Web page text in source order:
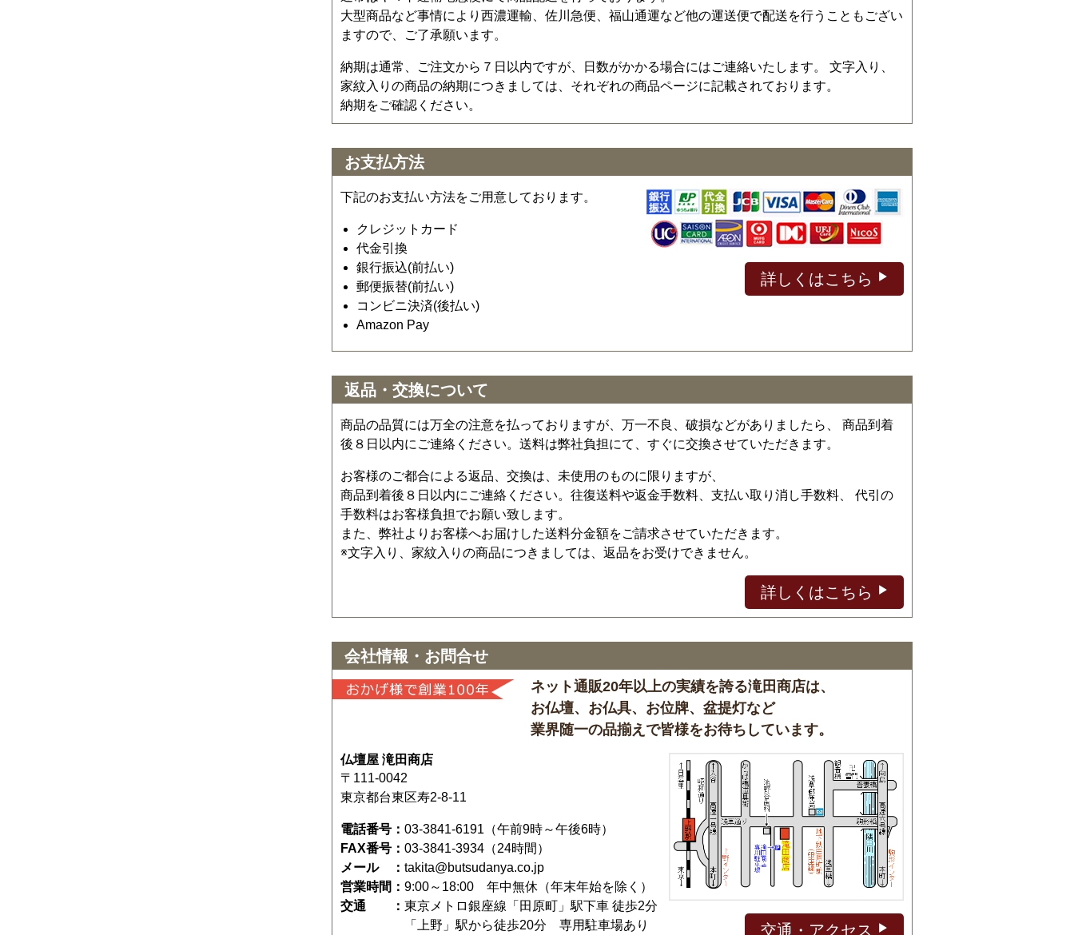
大型商品など事情により西濃運輸、佐川急便、福山通運など他の運送便で配送を行うこともござい
ますので、ご了承願います。
納期は通常、ご注文から７日以内ですが、日数がかかる場合にはご連絡いたします。 文字入り、
家紋入りの商品の納期につきましては、それぞれの商品ページに記載されております。
納期をご確認ください。
お支払方法
下記のお支払い方法をご用意しております。
クレジットカード
代金引換
銀行振込(前払い)
郵便振替(前払い)
コンビニ決済(後払い)
Amazon Pay
詳しくはこちら
返品・交換について
商品の品質には万全の注意を払っておりますが、万一不良、破損などがありましたら、 商品到着
後８日以内にご連絡ください。送料は弊社負担にて、すぐに交換させていただきます。
お客様のご都合による返品、交換は、未使用のものに限りますが、
商品到着後８日以内にご連絡ください。往復送料や返金手数料、支払い取り消し手数料、 代引の
手数料はお客様負担でお願い致します。
また、弊社よりお客様へお届けした送料分金額をご請求させていただきます。
※文字入り、家紋入りの商品につきましては、返品をお受けできません。
詳しくはこちら
会社情報・お問合せ
ネット通販20年以上の実績を誇る滝田商店は、
お仏壇、お仏具、お位牌、盆提灯など
業界随一の品揃えで皆様をお待ちしています。
仏壇屋 滝田商店
〒111-0042
東京都台東区寿2-8-11
電話番号： 03-3841-6191 （午前9時～午後6時）
FAX番号： 03-3841-3934（24時間）
メール ： takita@butsudanya.co.jp
営業時間： 9:00～18:00 年中無休（年末年始を除く）
交通 ： 東京メトロ銀座線「田原町」駅下車 徒歩2分
「上野」駅から徒歩20分 専用駐車場あり
交通・アクセス